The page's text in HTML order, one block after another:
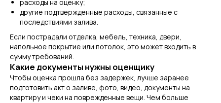
расходы на оценку;
другие подтвержденные расходы, связанные с
последствиями залива.
Если пострадали отделка, мебель, техника, двери,
напольное покрытие или потолок, это может входить в
сумму требований.
Какие документы нужны оценщику
Чтобы оценка прошла без задержек, лучше заранее
подготовить акт о заливе, фото, видео, документы на
квартиру и чеки на поврежденные вещи. Чем больше